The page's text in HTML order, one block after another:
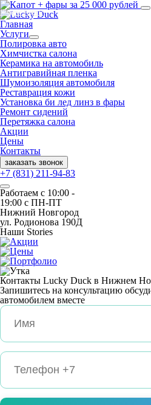
Главная
Услуги
Полировка авто
Химчистка салона
Керамика на автомобиль
Антигравийная пленка
Шумоизоляция автомобиля
Реставрация кожи
Установка би лед линз в фары
Ремонт сидений
Перетяжка салона
Акции
Цены
Контакты
заказать звонок
+7 (831) 211-94-83
Работаем с 10:00 -
19:00 с ПН-ПТ
Нижний Новгород
ул. Родионова 190Д
Наши Stories
Контакты Lucky Duck в Нижнем
Запишитесь на консультацию
автомобилем вместе
Яндекс Карты